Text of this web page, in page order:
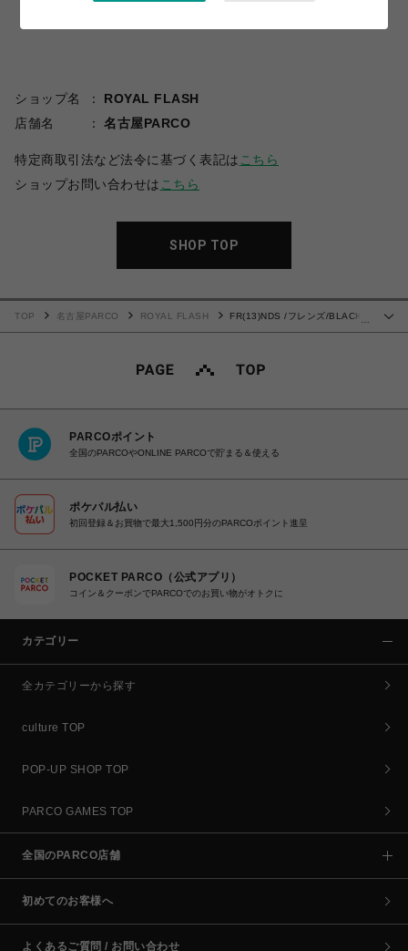
ショップ名
ROYAL FLASH
店舗名
名古屋PARCO
特定商取引法など法令に基づく表記は こちら
ショップお問い合わせは こちら
SHOP TOP
…
TOP 名古屋PARCO ROYAL FLASH
FR(13)NDS /フレンズ/BLACK
PARCOポイント
全国のPARCOやONLINE PARCOで貯まる＆使える
ポケパル払い
初回登録＆お買物で最大1,500円分のPARCOポイント進呈
POCKET PARCO（公式アプリ）
コイン＆クーポンでPARCOでのお買い物がオトクに
カテゴリー
全カテゴリーから探す
culture TOP
POP-UP SHOP TOP
PARCO GAMES TOP
全国のPARCO店舗
初めてのお客様へ
よくあるご質問 / お問い合わせ